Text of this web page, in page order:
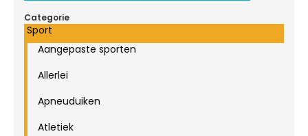
Categorie
Sport
Aangepaste sporten
Allerlei
Apneuduiken
Atletiek